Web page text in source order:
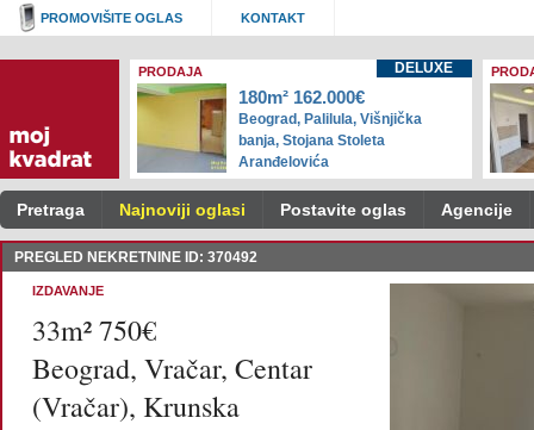
PROMOVIŠITE OGLAS KONTAKT
DELUXE
PRODAJA
180m² 162.000€
Beograd, Palilula, Višnjička
banja, Stojana Stoleta
Aranđelovića
Pretraga Najnoviji oglasi Postavite oglas Agencije
PREGLED NEKRETNINE ID: 370492
IZDAVANJE
33m² 750€
Beograd, Vračar, Centar
(Vračar), Krunska